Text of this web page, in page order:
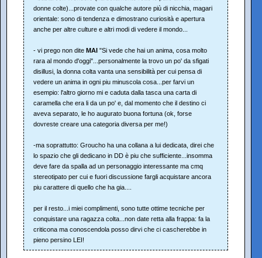
donne colte)...provate con qualche autore più di nicchia, magari
orientale: sono di tendenza e dimostrano curiosità e apertura
anche per altre culture e altri modi di vedere il mondo...
- vi prego non dite MAI "Si vede che hai un anima, cosa molto
rara al mondo d'oggi"...personalmente la trovo un po' da sfigati
disillusi, la donna colta vanta una sensibilità per cui pensa di
vedere un anima in ogni piu minuscola cosa...per farvi un
esempio: l'altro giorno mi e caduta dalla tasca una carta di
caramella che era li da un po' e, dal momento che il destino ci
aveva separato, le ho augurato buona fortuna (ok, forse
dovreste creare una categoria diversa per me!)
-ma soprattutto: Groucho ha una collana a lui dedicata, direi che
lo spazio che gli dedicano in DD è piu che sufficiente...insomma
deve fare da spalla ad un personaggio interessante ma cmq
stereotipato per cui e fuori discussione fargli acquistare ancora
piu carattere di quello che ha gia....
per il resto...i miei complimenti, sono tutte ottime tecniche per
conquistare una ragazza colta...non date retta alla frappa: fa la
criticona ma conoscendola posso dirvi che ci cascherebbe in
pieno persino LEI!